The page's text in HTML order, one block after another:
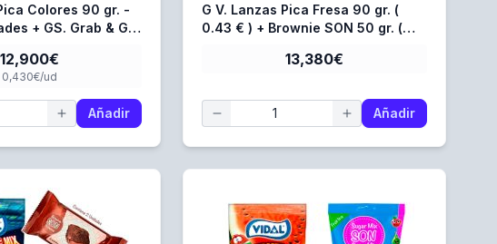
Colores 90 gr. -
+ GS. Grab & Go
12,900€
0,430€/ud
Añadir
G V. Lanzas Pica Fresa 90 gr. (
0.43 € ) + Brownie SON 50 gr. (
13,380€
Añadir